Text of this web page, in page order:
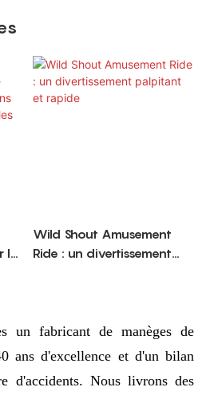
le
Wild Shout Amusement
Ride : un divertissement
un fabricant de manèges de
ans d'excellence et d'un bilan
d'accidents. Nous livrons des